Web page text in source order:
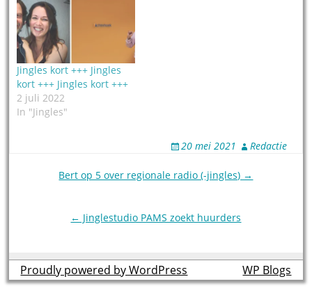
Jingles kort +++ Jingles
kort +++ Jingles kort +++
2 juli 2022
In "Jingles"
20 mei 2021 Redactie
Bert op 5 over regionale radio (-jingles) →
← Jinglestudio PAMS zoekt huurders
Proudly powered by WordPress theme byWP Blogs